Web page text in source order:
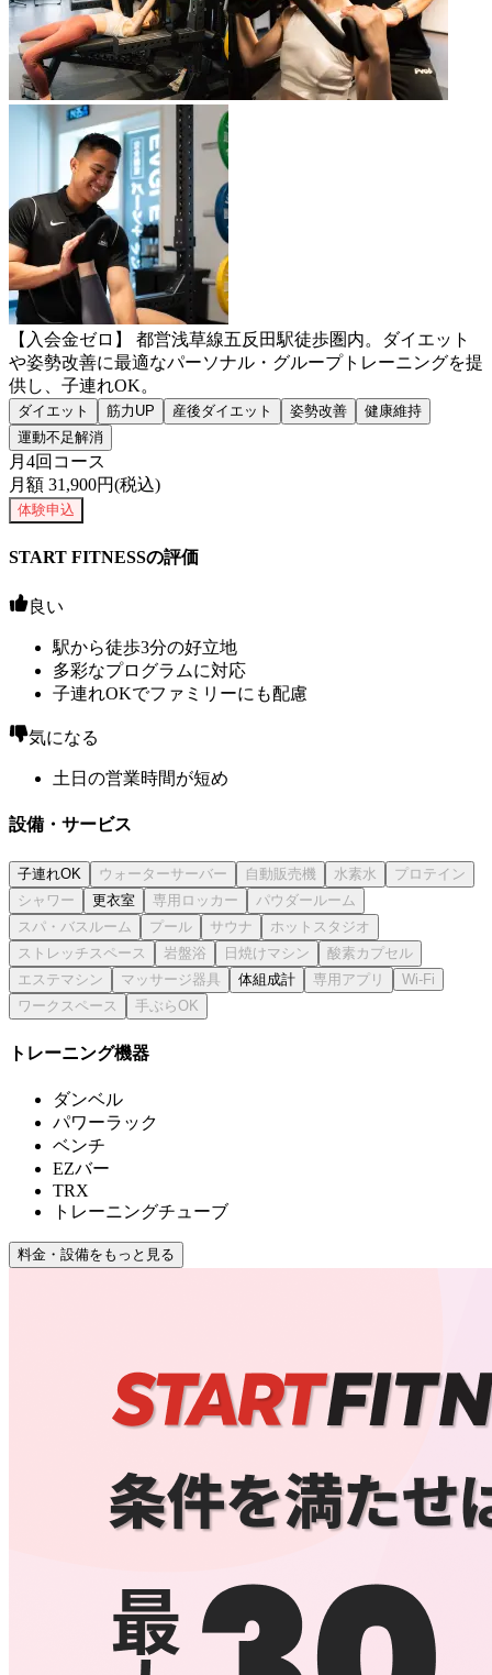
【入会金ゼロ】 都営浅草線五反田駅徒歩圏内。ダイエット
や姿勢改善に最適なパーソナル・グループトレーニングを提
供し、子連れOK。
ダイエット 筋力UP 産後ダイエット 姿勢改善
健康維持
運動不足解消
月4回コース
月額 31,900円(税込)
体験申込
START FITNESSの評価
良い
駅から徒歩3分の好立地
多彩なプログラムに対応
子連れOKでファミリーにも配慮
気になる
土日の営業時間が短め
設備・サービス
子連れOK
更衣室
体組成計
トレーニング機器
ダンベル
パワーラック
ベンチ
EZバー
TRX
トレーニングチューブ
料金・設備をもっと見る